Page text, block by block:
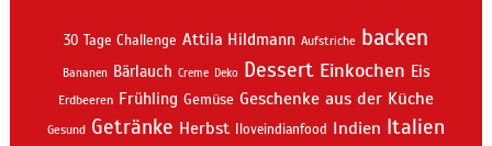
30 Tage Challenge Attila Hildmann Aufstriche backen
Bananen Bärlauch Creme Deko Dessert Einkochen Eis
Erdbeeren Frühling Gemüse Geschenke aus der Küche
Gesund Getränke Herbst Iloveindianfood Indien Italien